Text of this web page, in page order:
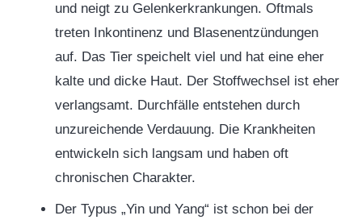
und neigt zu Gelenkerkrankungen. Oftmals
treten Inkontinenz und Blasenentzündungen
auf. Das Tier speichelt viel und hat eine eher
kalte und dicke Haut. Der Stoffwechsel ist eher
verlangsamt. Durchfälle entstehen durch
unzureichende Verdauung. Die Krankheiten
entwickeln sich langsam und haben oft
chronischen Charakter.
Der Typus „Yin und Yang“ ist schon bei der